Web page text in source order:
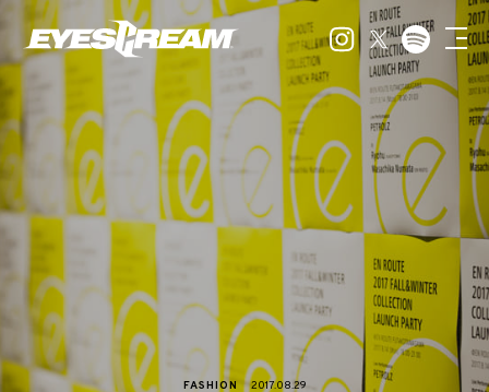
FASHION 2017.08.29